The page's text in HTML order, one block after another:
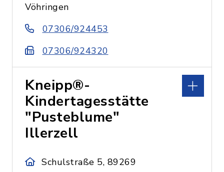
Vöhringen
07306/924453
07306/924320
Kneipp®-
Kindertagesstätte
"Pusteblume"
Illerzell
Schulstraße 5, 89269